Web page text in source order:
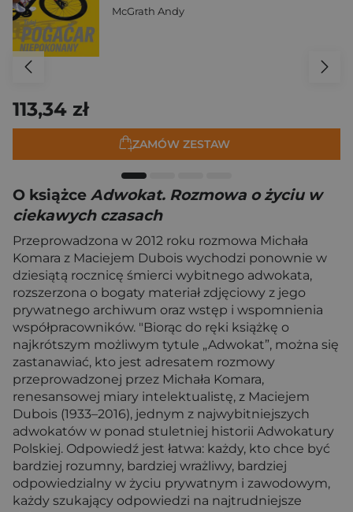
McGrath Andy
113,34 zł
ZAMÓW ZESTAW
O książce Adwokat. Rozmowa o życiu w
ciekawych czasach
Przeprowadzona w 2012 roku rozmowa Michała
Komara z Maciejem Dubois wychodzi ponownie w
dziesiątą rocznicę śmierci wybitnego adwokata,
rozszerzona o bogaty materiał zdjęciowy z jego
prywatnego archiwum oraz wstęp i wspomnienia
współpracowników. "Biorąc do ręki książkę o
najkrótszym możliwym tytule „Adwokat”, można się
zastanawiać, kto jest adresatem rozmowy
przeprowadzonej przez Michała Komara,
renesansowej miary intelektualistę, z Maciejem
Dubois (1933–2016), jednym z najwybitniejszych
adwokatów w ponad stuletniej historii Adwokatury
Polskiej. Odpowiedź jest łatwa: każdy, kto chce być
bardziej rozumny, bardziej wrażliwy, bardziej
odpowiedzialny w życiu prywatnym i zawodowym,
każdy szukający odpowiedzi na najtrudniejsze